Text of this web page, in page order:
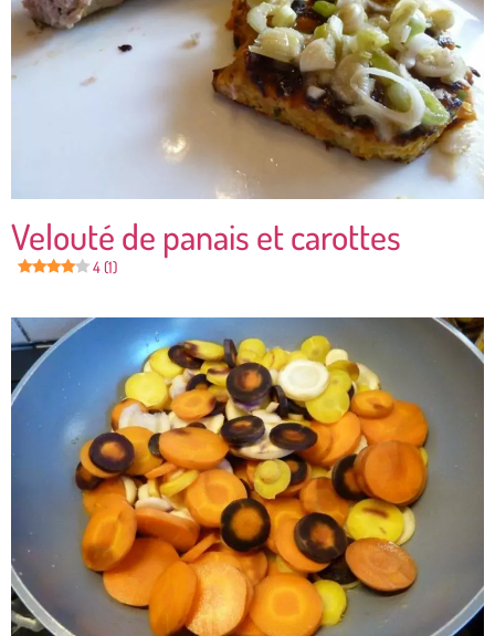
Velouté de panais et carottes
4 (1)